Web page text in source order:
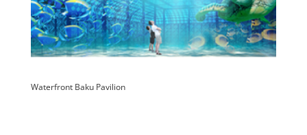
Waterfront Baku Pavilion